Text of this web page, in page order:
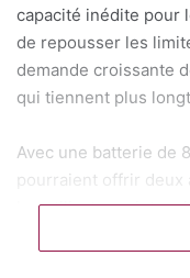
capacité inédite pour
de repousser les
demande croissante
qui tiennent plus
Avec une batterie de
pourraient offrir deux
les utilisateurs
professionnels en